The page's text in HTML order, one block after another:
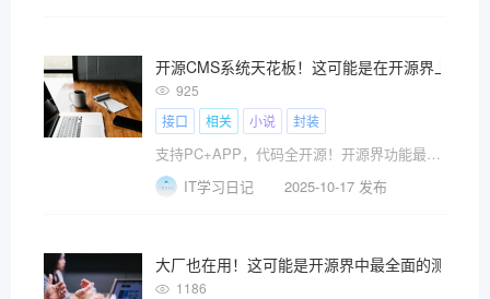
开源CMS系统天花板！这可能是在开源界上最值
925
接口
相关 小说 封装
支持PC+APP，代码全开源！开源界功能最强大的CMS系统
IT学习日记
2025-10-17 发布
大厂也在用！这可能是开源界中最全面的测试工
1186